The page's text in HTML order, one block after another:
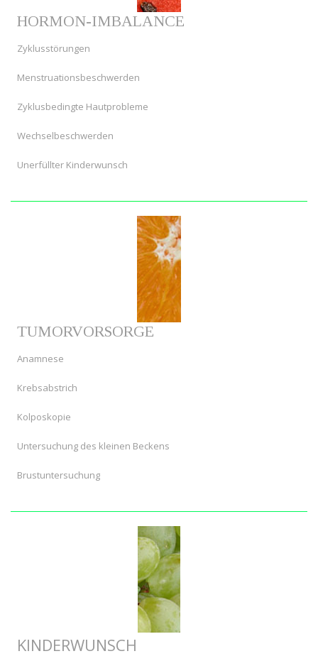
HORMON-IMBALANCE
Zyklusstörungen
Menstruationsbeschwerden
Zyklusbedingte Hautprobleme
Wechselbeschwerden
Unerfüllter Kinderwunsch
TUMORVORSORGE
Anamnese
Krebsabstrich
Kolposkopie
Untersuchung des kleinen Beckens
Brustuntersuchung
KINDERWUNSCH